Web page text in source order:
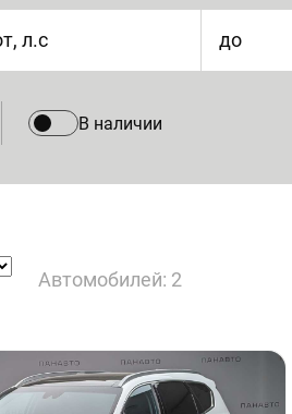
л.с до
В наличии
Автомобилей: 2